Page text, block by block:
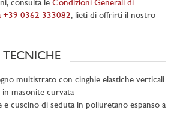
consulta le Condizioni Generali di
+39 0362 333082, lieti di offrirti il nostro
TECNICHE
multistrato con cinghie elastiche verticali
in masonite curvata
e cuscino di seduta in poliuretano espanso a